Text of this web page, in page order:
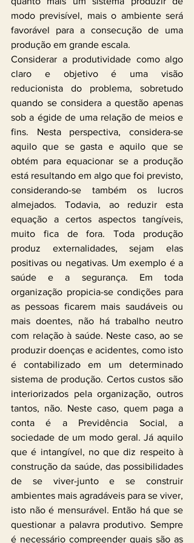
modo previsível, mais o ambiente será
favorável para a consecução de uma
produção em grande escala.
Considerar a produtividade como algo
claro e objetivo é uma visão
reducionista do problema, sobretudo
quando se considera a questão apenas
sob a égide de uma relação de meios e
fins. Nesta perspectiva, considera-se
aquilo que se gasta e aquilo que se
obtém para equacionar se a produção
está resultando em algo que foi previsto,
considerando-se também os lucros
almejados. Todavia, ao reduzir esta
equação a certos aspectos tangíveis,
muito fica de fora. Toda produção
produz externalidades, sejam elas
positivas ou negativas. Um exemplo é a
saúde e a segurança. Em toda
organização propicia-se condições para
as pessoas ficarem mais saudáveis ou
mais doentes, não há trabalho neutro
com relação à saúde. Neste caso, ao se
produzir doenças e acidentes, como isto
é contabilizado em um determinado
sistema de produção. Certos custos são
interiorizados pela organização, outros
tantos, não. Neste caso, quem paga a
conta é a Previdência Social, a
sociedade de um modo geral. Já aquilo
que é intangível, no que diz respeito à
construção da saúde, das possibilidades
de se viver-junto e se construir
ambientes mais agradáveis para se viver,
isto não é mensurável. Então há que se
questionar a palavra produtivo. Sempre
é necessário compreender quais são as